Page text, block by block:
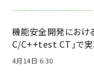
機能安全開発にお
C/C++test CT」で
4月14日 6:30